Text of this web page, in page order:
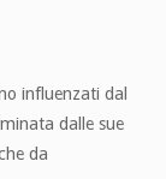
influenzati dal
dalle sue
da